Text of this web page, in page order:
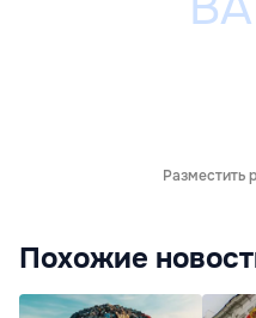
Разместить
Похожие